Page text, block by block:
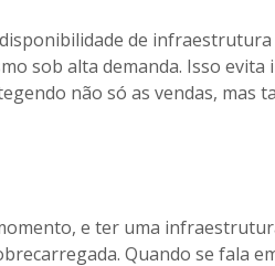
de
sob alta demanda. Isso evita
não só as vendas, mas
e ter uma
Quando se fala